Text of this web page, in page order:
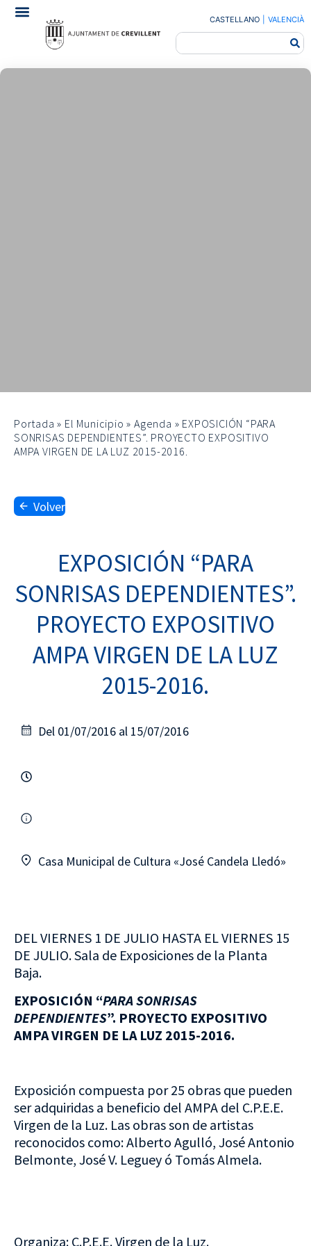
CASTELLANO VALENCIÀ
Portada » El Municipio »Agenda » EXPOSICIÓN “PARA
SONRISAS DEPENDIENTES”. PROYECTO EXPOSITIVO
AMPA VIRGEN DE LA LUZ 2015-2016.
Volver
EXPOSICIÓN “PARA
SONRISAS DEPENDIENTES”.
PROYECTO EXPOSITIVO
AMPA VIRGEN DE LA LUZ
2015-2016.
Del 01/07/2016 al 15/07/2016
Casa Municipal de Cultura «José Candela Lledó»
DEL VIERNES 1 DE JULIO HASTA EL VIERNES 15
DE JULIO. Sala de Exposiciones de la Planta
Baja.
EXPOSICIÓN “PARA SONRISAS
DEPENDIENTES”. PROYECTO EXPOSITIVO
AMPA VIRGEN DE LA LUZ 2015-2016.
Exposición compuesta por 25 obras que pueden
ser adquiridas a beneficio del AMPA del C.P.E.E.
Virgen de la Luz. Las obras son de artistas
reconocidos como: Alberto Agulló, José Antonio
Belmonte, José V. Leguey ó Tomás Almela.
Organiza: C.P.E.E. Virgen de la Luz.